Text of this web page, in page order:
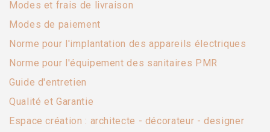
Modes et frais de livraison
Modes de paiement
Norme pour l'implantation des appareils électriques
Norme pour l'équipement des sanitaires PMR
Guide d'entretien
Qualité et Garantie
Espace création : architecte - décorateur - designer